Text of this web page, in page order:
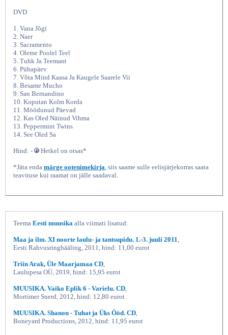
DVD
1. Vana Jõgi
2. Naer
3. Sacramento
4. Oleme Poolel Teel
5. Tuhk Ja Teemant
6. Pühapäev
7. Võta Mind Kaasa Ja Kaugele Saarele Vii
8. Besame Mucho
9. San Bernandino
10. Koputan Kolm Korda
11. Möödunud Päevad
12. Kas Oled Näinud Vihma
13. Peppermint Twins
14. See Oled Sa
Hind: - Hetkel on otsas*
*Jäta enda märge ootenimekirja, siis saame sulle eelisjärjekorras saata
teavituse kui raamat on jälle saadaval.
Teema Eesti muusika alla viimati lisatud:
Maa ja ilm. XI noorte laulu- ja tantsupidu. 1.-3. juuli 2011,
Eesti Rahvusringhääling, 2011, hind: 11,00 eurot
Triin Arak, Üle Maarjamaa CD,
Laulupesa OÜ, 2019, hind: 15,95 eurot
MUUSIKA. Vaiko Eplik 6 - Varielu. CD,
Mortimer Snerd, 2012, hind: 12,80 eurot
MUUSIKA. Shanon - Tuhat ja Üks Ööd. CD,
Boneyard Productions, 2012, hind: 11,95 eurot